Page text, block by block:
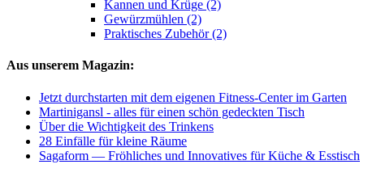
Kannen und Krüge (2)
Gewürzmühlen (2)
Praktisches Zubehör (2)
Aus unserem Magazin:
Jetzt durchstarten mit dem eigenen Fitness-Center im Garten
Martinigansl - alles für einen schön gedeckten Tisch
Über die Wichtigkeit des Trinkens
28 Einfälle für kleine Räume
Sagaform — Fröhliches und Innovatives für Küche & Esstisch